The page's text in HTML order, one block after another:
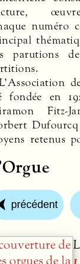
numéro
parutions
L’Association
fondée en
Fitz-
Dufourcq
retenus
précédent